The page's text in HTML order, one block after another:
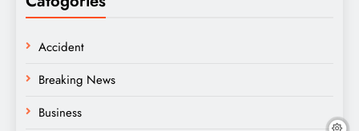
Accident
Breaking News
Business